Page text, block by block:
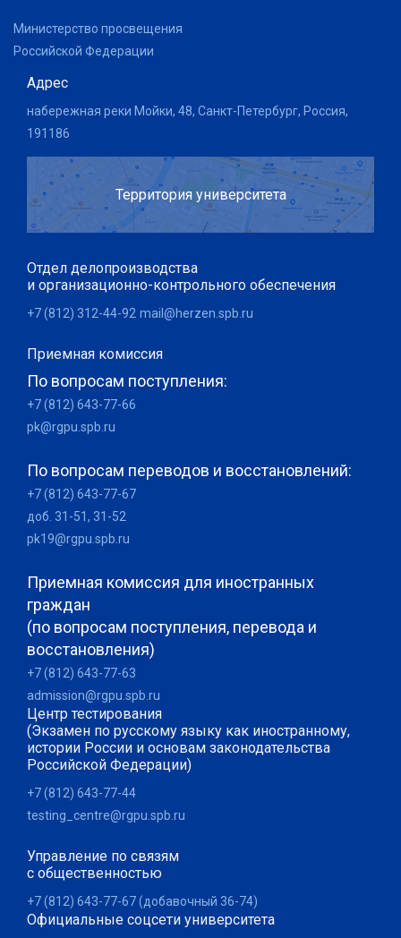
Министерство просвещения
Российской Федерации
Адрес
набережная реки Мойки, 48, Санкт-Петербург, Россия,
191186
Территория университета
Отдел делопроизводства
и организационно-контрольного обеспечения
+7 (812) 312-44-92 mail@herzen.spb.ru
Приемная комиссия
По вопросам поступления:
+7 (812) 643-77-66
pk@rgpu.spb.ru
По вопросам переводов и восстановлений:
+7 (812) 643-77-67
доб. 31-51, 31-52
pk19@rgpu.spb.ru
Приемная комиссия для иностранных
граждан
(по вопросам поступления, перевода и
восстановления)
+7 (812) 643-77-63
admission@rgpu.spb.ru
Центр тестирования
(Экзамен по русскому языку как иностранному,
истории России и основам законодательства
Российской Федерации)
+7 (812) 643-77-44
testing_centre@rgpu.spb.ru
Управление по связям
с общественностью
+7 (812) 643-77-67 (добавочный 36-74)
Официальные соцсети университета